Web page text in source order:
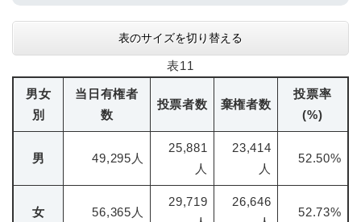
表のサイズを切り替える
表11
男女
別
当日有権者
数
投票者数 棄権者数
投票率
(%)
男 49,295人
25,881
人
23,414
人
52.50%
女 56,365人
29,719
26,646
52.73%